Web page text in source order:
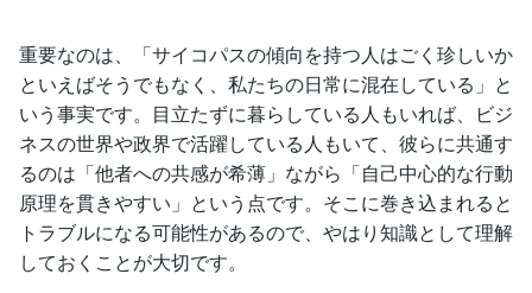
重要なのは、「サイコパスの傾向を持つ人はごく珍しいか
といえばそうでもなく、私たちの日常に混在している」と
いう事実です。目立たずに暮らしている人もいれば、ビジ
ネスの世界や政界で活躍している人もいて、彼らに共通す
るのは「他者への共感が希薄」ながら「自己中心的な行動
原理を貫きやすい」という点です。そこに巻き込まれると
トラブルになる可能性があるので、やはり知識として理解
しておくことが大切です。